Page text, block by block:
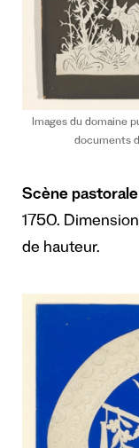
Images du domaine
documents
Scène pastorale
1750.
de hauteur.